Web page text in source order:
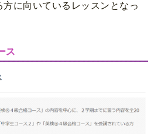
に向いているレッスンとなっ
ス